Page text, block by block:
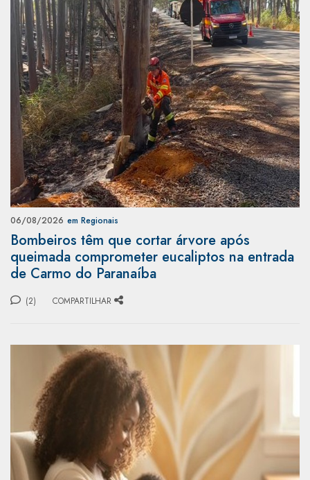
06/08/2026 em Regionais
Bombeiros têm que cortar árvore após
queimada comprometer eucaliptos na entrada
de Carmo do Paranaíba
(2) COMPARTILHAR